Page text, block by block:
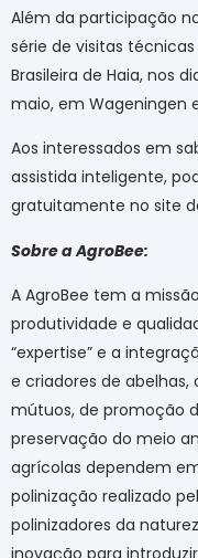
Além da participação
série de visitas
Brasileira de Haia, nos
maio, em Wageningen
Aos interessados em
assistida inteligente,
gratuitamente no site
Sobre a AgroBee:
A AgroBee tem a
produtividade e
“expertise” e a
e criadores de
mútuos, de promoção
preservação do meio
agrícolas dependem
polinização realizado
polinizadores da